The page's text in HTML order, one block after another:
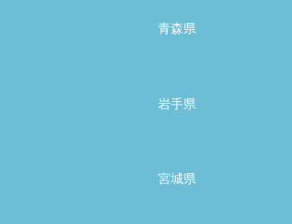
青森県
岩手県
宮城県